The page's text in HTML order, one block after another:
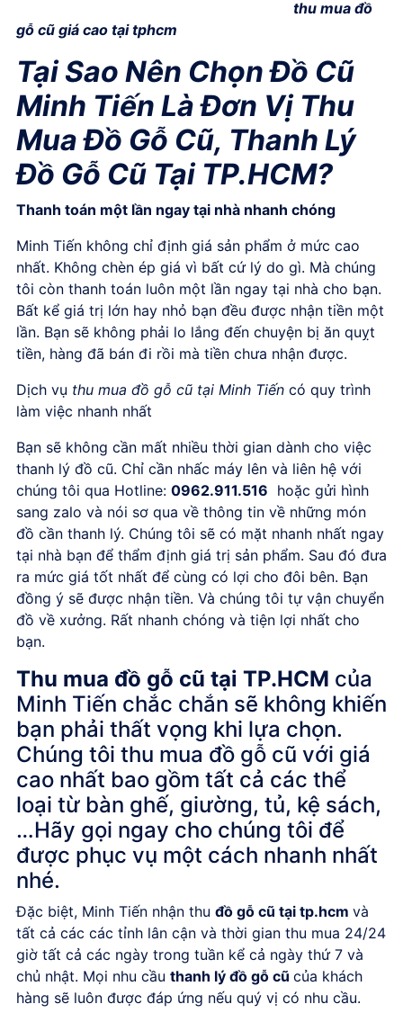
thu mua đồ
gỗ cũ giá cao tại tphcm
Tại Sao Nên Chọn Đồ Cũ
Minh Tiến Là Đơn Vị Thu
Mua Đồ Gỗ Cũ, Thanh Lý
Đồ Gỗ Cũ Tại TP.HCM?
Thanh toán một lần ngay tại nhà nhanh chóng
Minh Tiến không chỉ định giá sản phẩm ở mức cao
nhất. Không chèn ép giá vì bất cứ lý do gì. Mà chúng
tôi còn thanh toán luôn một lần ngay tại nhà cho bạn.
Bất kể giá trị lớn hay nhỏ bạn đều được nhận tiền một
lần. Bạn sẽ không phải lo lắng đến chuyện bị ăn quỵt
tiền, hàng đã bán đi rồi mà tiền chưa nhận được.
Dịch vụ thu mua đồ gỗ cũ tại Minh Tiến có quy trình
làm việc nhanh nhất
Bạn sẽ không cần mất nhiều thời gian dành cho việc
thanh lý đồ cũ. Chỉ cần nhấc máy lên và liên hệ với
chúng tôi qua Hotline: 0962.911.516 hoặc gửi hình
sang zalo và nói sơ qua về thông tin về những món
đồ cần thanh lý. Chúng tôi sẽ có mặt nhanh nhất ngay
tại nhà bạn để thẩm định giá trị sản phẩm. Sau đó đưa
ra mức giá tốt nhất để cùng có lợi cho đôi bên. Bạn
đồng ý sẽ được nhận tiền. Và chúng tôi tự vận chuyển
đồ về xưởng. Rất nhanh chóng và tiện lợi nhất cho
bạn.
Thu mua đồ gỗ cũ tại TP.HCM của
Minh Tiến chắc chắn sẽ không khiến
bạn phải thất vọng khi lựa chọn.
Chúng tôi thu mua đồ gỗ cũ với giá
cao nhất bao gồm tất cả các thể
loại từ bàn ghế, giường, tủ, kệ sách,
…Hãy gọi ngay cho chúng tôi để
được phục vụ một cách nhanh nhất
nhé.
Đặc biệt, Minh Tiến nhận thu đồ gỗ cũ tại tp.hcm và
tất cả các các tỉnh lân cận và thời gian thu mua 24/24
giờ tất cả các ngày trong tuần kể cả ngày thứ 7 và
chủ nhật. Mọi nhu cầu thanh lý đồ gỗ cũ của khách
hàng sẽ luôn được đáp ứng nếu quý vị có nhu cầu.